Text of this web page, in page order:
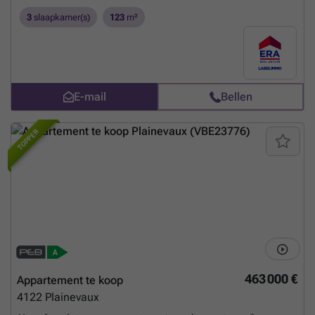
3 slaapkamer(s) 123 m²
E-mail Bellen
TOPPER
463 000 €
Appartement te koop
4122 Plainevaux